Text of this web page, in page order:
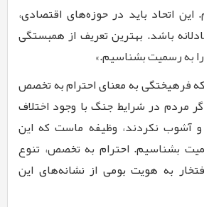
اتحاد باید در حوزه‌های اقتصادی،
باشد. بهترین تعریف از همبستگی
به رسمیت بشناسیم.»
فرهیختگی به معنای احترام به تخصص
مردم در شرایط جنگ با وجود اختلاف
آشوب نکردند، وظیفه ماست که این
بشناسیم. احترام به تخصص، تنوع
به هویت بومی از نشانه‌های این